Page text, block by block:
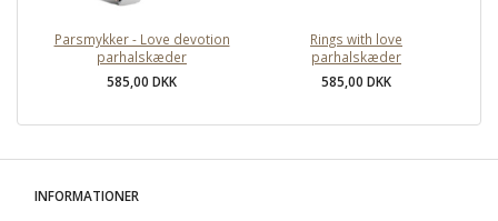
Parsmykker - Love devotion
parhalskæder
585,00 DKK
Rings with love
parhalskæder
585,00 DKK
INFORMATIONER